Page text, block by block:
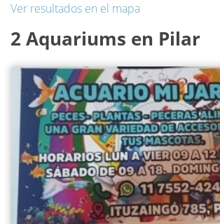
Ver resultados en el mapa
2 Aquariums en Pilar